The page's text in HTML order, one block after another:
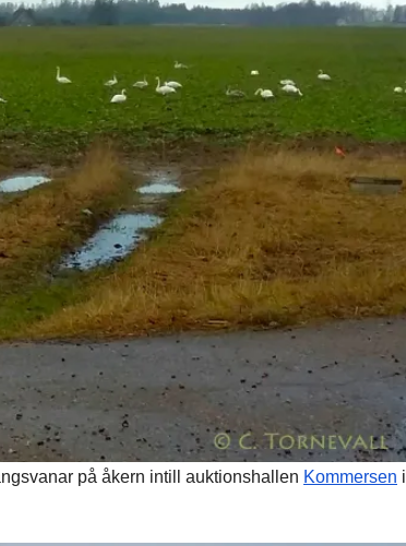
på åkern intill auktionshallen Kommersen i